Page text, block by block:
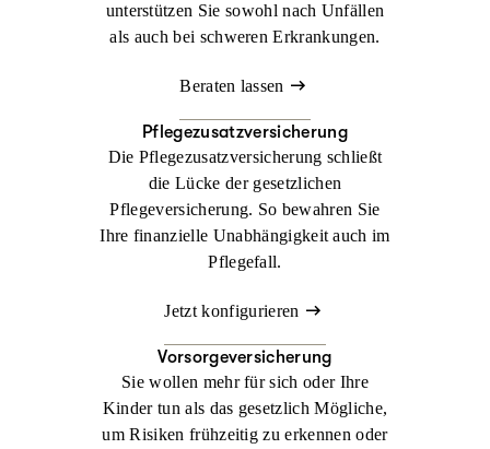
unterstützen Sie sowohl nach Unfällen
als auch bei schweren Erkrankungen.
Beraten lassen
Pflegezusatzversicherung
Die Pflegezusatzversicherung schließt
die Lücke der gesetzlichen
Pflegeversicherung. So bewahren Sie
Ihre finanzielle Unabhängigkeit auch im
Pflegefall.
Jetzt konfigurieren
Vorsorgeversicherung
Sie wollen mehr für sich oder Ihre
Kinder tun als das gesetzlich Mögliche,
um Risiken frühzeitig zu erkennen oder